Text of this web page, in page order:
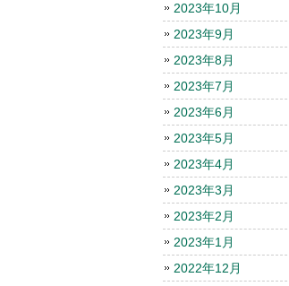
2023年10月
2023年9月
2023年8月
2023年7月
2023年6月
2023年5月
2023年4月
2023年3月
2023年2月
2023年1月
2022年12月